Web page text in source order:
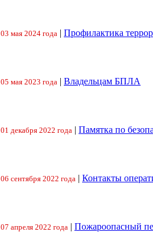
03 мая 2024 года | Профилактика
05 мая 2023 года | Владельцам БПЛА
01 декабря 2022 года | Памятка по
06 сентября 2022 года | Контакты
07 апреля 2022 года | Пожароопасный